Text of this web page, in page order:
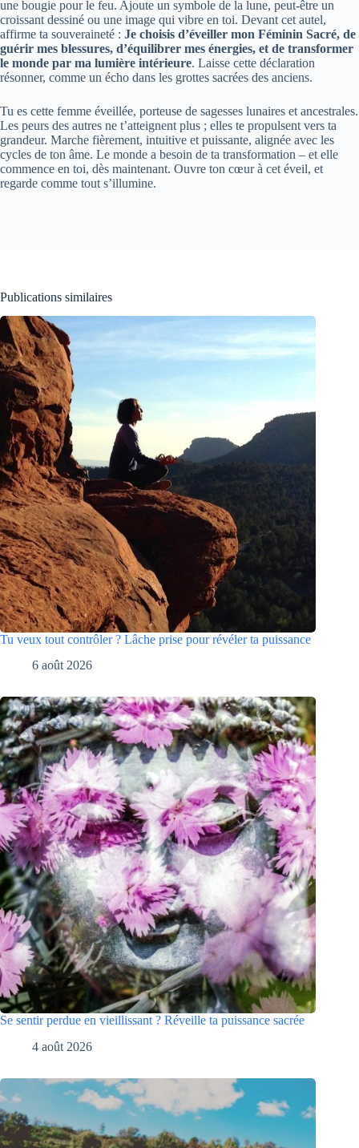
une bougie pour le feu. Ajoute un symbole de la lune, peut-être un
croissant dessiné ou une image qui vibre en toi. Devant cet autel,
affirme ta souveraineté : Je choisis d’éveiller mon Féminin Sacré, de
guérir mes blessures, d’équilibrer mes énergies, et de transformer
le monde par ma lumière intérieure. Laisse cette déclaration
résonner, comme un écho dans les grottes sacrées des anciens.
Tu es cette femme éveillée, porteuse de sagesses lunaires et ancestrales.
Les peurs des autres ne t’atteignent plus ; elles te propulsent vers ta
grandeur. Marche fièrement, intuitive et puissante, alignée avec les
cycles de ton âme. Le monde a besoin de ta transformation – et elle
commence en toi, dès maintenant. Ouvre ton cœur à cet éveil, et
regarde comme tout s’illumine.
Publications similaires
Tu veux tout contrôler ? Lâche prise pour révéler ta puissance
6 août 2026
Se sentir perdue en vieillissant ? Réveille ta puissance sacrée
4 août 2026